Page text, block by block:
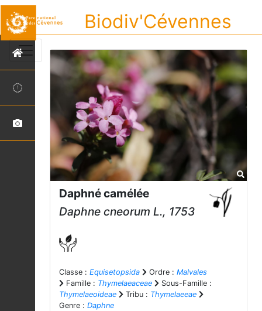
Biodiv'Cévennes
Daphné camélée
Daphne cneorum L., 1753
Classe : Equisetopsida Ordre : Malvales
Famille : Thymelaeaceae
Sous-Famille :
Thymelaeoideae
Tribu : Thymelaeeae
Genre : Daphne